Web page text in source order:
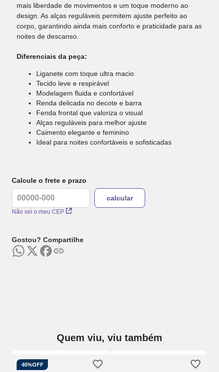
mais liberdade de movimentos e um toque moderno ao
design. As alças reguláveis permitem ajuste perfeito ao
corpo, garantindo ainda mais conforto e praticidade para as
noites de descanso.
Diferenciais da peça:
Liganete com toque ultra macio
Tecido leve e respirável
Modelagem fluida e confortável
Renda delicada no decote e barra
Fenda frontal que valoriza o visual
Alças reguláveis para melhor ajuste
Caimento elegante e feminino
Ideal para noites confortáveis e sofisticadas
Calcule o frete e prazo
Não sei o meu CEP
Gostou? Compartilhe
Quem viu, viu também
40%OFF